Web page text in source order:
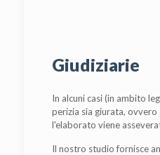
Giudiziarie
In alcuni casi (in ambito
perizia sia giurata, ovvero
l'elaborato viene
Il nostro studio fornisce